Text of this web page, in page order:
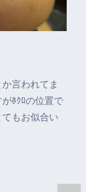
言われてま
ﾎｸﾛの位置で
もお似合い